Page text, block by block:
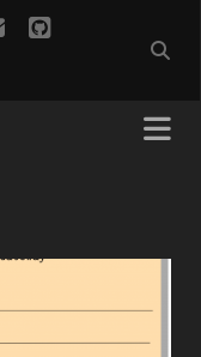
emailgithub